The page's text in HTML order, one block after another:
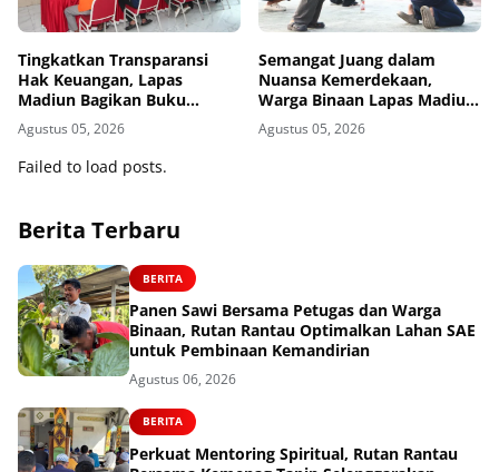
Tingkatkan Transparansi
Hak Keuangan, Lapas
Madiun Bagikan Buku
Tabungan dan ATM BRI
kepada Warga Binaan
Agustus 05, 2026
Semangat Juang dalam
Nuansa Kemerdekaan,
Warga Binaan Lapas Madiun
Adu Kekompakan dalam
Lomba Estafet Tepung dan
Agustus 05, 2026
Failed to load posts.
Berita Terbaru
BERITA
Panen Sawi Bersama Petugas dan Warga
Binaan, Rutan Rantau Optimalkan Lahan SAE
untuk Pembinaan Kemandirian
Agustus 06, 2026
BERITA
Perkuat Mentoring Spiritual, Rutan Rantau